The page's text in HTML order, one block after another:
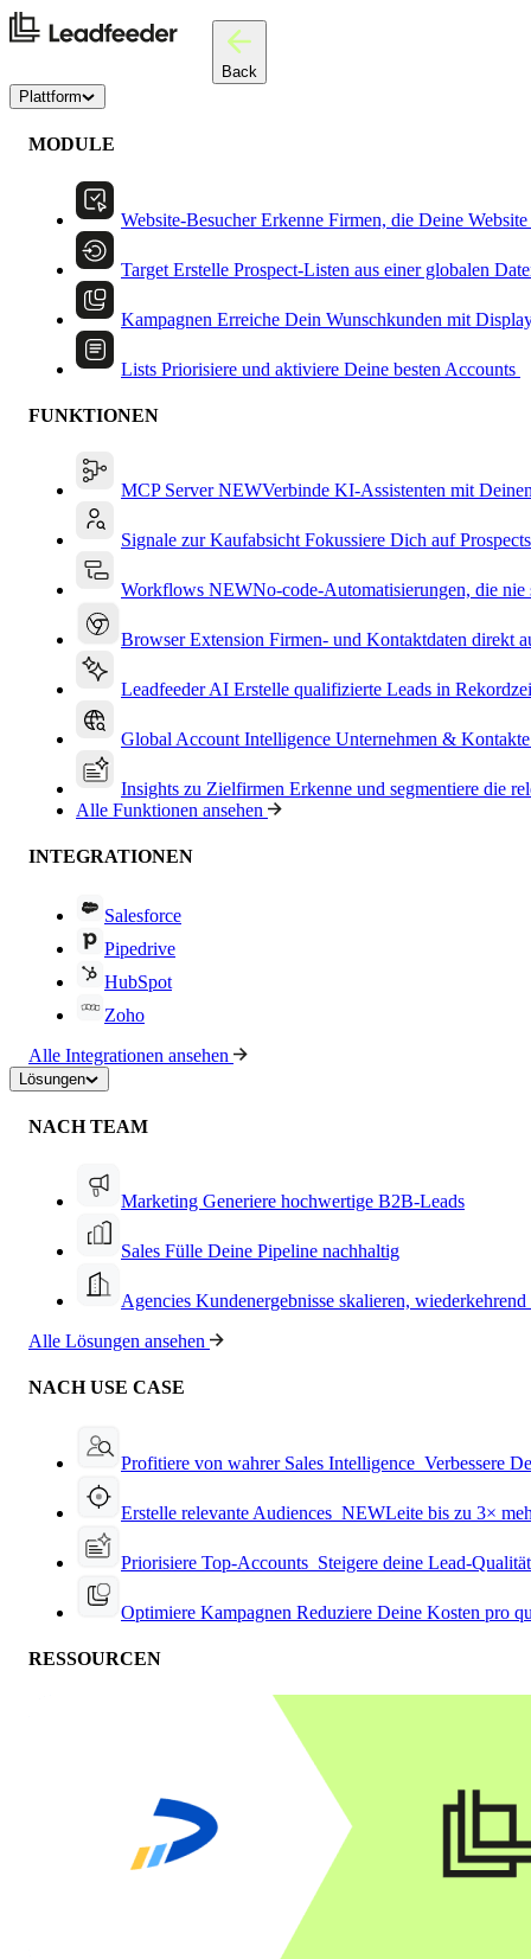
Back
Plattform
MODULE
Website-BesucherErkenne Firmen, die Deine Website
Target Erstelle Prospect-Listen aus einer globalen
Kampagnen Erreiche Dein Wunschkunden mit
Lists Priorisiere und aktiviere Deine besten Accounts
FUNKTIONEN
MCP ServerNEWVerbinde KI-Assistenten mit
Signale zur Kaufabsicht Fokussiere Dich auf
Workflows NEWNo-code-Automatisierungen, die nie
Browser Extension Firmen- und Kontaktdaten direkt
Leadfeeder AI Erstelle qualifizierte Leads in
Global Account Intelligence Unternehmen &
Insights zu Zielfirmen Erkenne und segmentiere die
Alle Funktionen ansehen
INTEGRATIONEN
Salesforce
Pipedrive
HubSpot
Zoho
Alle Integrationen ansehen
Lösungen
NACH TEAM
Marketing Generiere hochwertige B2B-Leads
Sales Fülle Deine Pipeline nachhaltig
Agencies Kundenergebnisse skalieren,
Alle Lösungen ansehen
NACH USE CASE
Profitiere von wahrer Sales Intelligence Verbessere
Erstelle relevante Audiences NEWLeite bis zu 3×
Priorisiere Top-Accounts Steigere deine Lead-
Optimiere Kampagnen Reduziere Deine Kosten pro
RESSOURCEN